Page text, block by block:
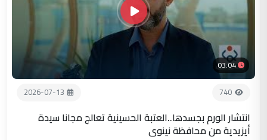
03:04
740
2026-07-13
انتشار الورم بجسدها..العتبة الحسينية تعالج مجانا سيدة
أيزيدية من محافظة نينوى